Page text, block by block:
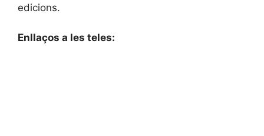
edicions.
Enllaços a les teles: